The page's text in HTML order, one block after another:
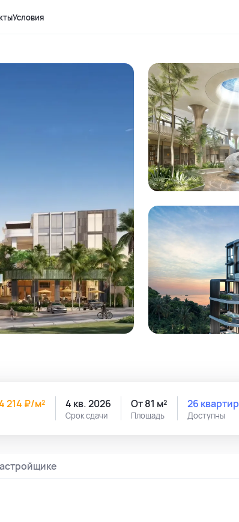
Условия
214 ₽/м²
Срок сдачи
4 кв. 2026
Площадь
От 81 м²
Доступны
26 квартир